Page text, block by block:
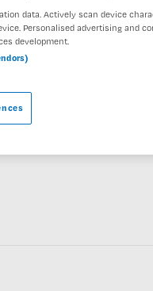
aanstelling
te maken voor
professionele zorg
Verzorgende
data. Actively scan device
Personalised advertising and
development.